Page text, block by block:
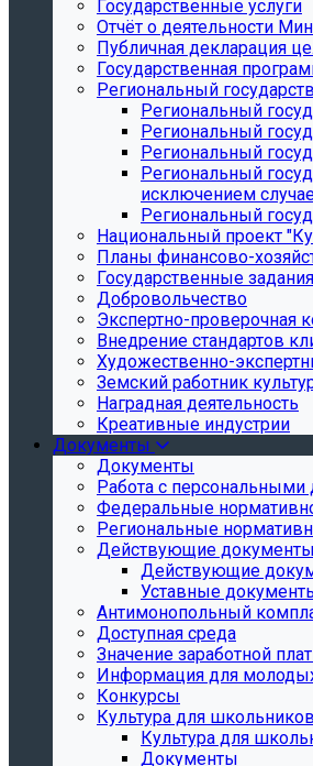
Государственные услуги
Отчёт о деятельности
Публичная декларация
Государственная
Региональный
Региональный
Региональный
Региональный
Региональный
исключением
Региональный
Национальный проект
Планы финансово-
Государственные задания
Добровольчество
Экспертно-проверочная
Внедрение стандартов
Художественно-
Земский работник
Наградная деятельность
Креативные индустрии
Документы
Документы
Работа с
Федеральные
Региональные
Действующие документы
Действующие
Уставные
Антимонопольный
Доступная среда
Значение заработной
Информация для
Конкурсы
Культура для школьников
Культура для
Документы